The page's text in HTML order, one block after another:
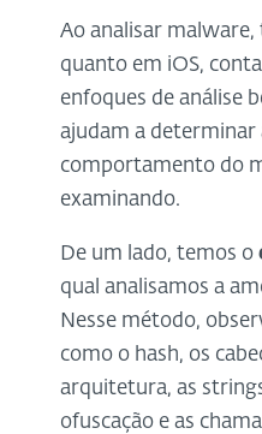
Ao analisar
quanto em iOS,
enfoques de análise
ajudam a determinar
comportamento do
examinando.
De um lado, temos o
qual analisamos a
Nesse método,
como o hash, os
arquitetura, as
ofuscação e as